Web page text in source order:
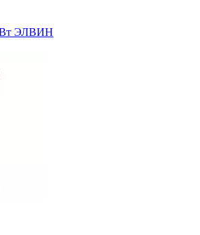
ЭЛВИН